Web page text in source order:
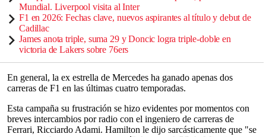
Mundial. Liverpool visita al Inter
F1 en 2026: Fechas clave, nuevos aspirantes al título y debut de
Cadillac
James anota triple, suma 29 y Doncic logra triple-doble en
victoria de Lakers sobre 76ers
En general, la ex estrella de Mercedes ha ganado apenas dos
carreras de F1 en las últimas cuatro temporadas.
Esta campaña su frustración se hizo evidentes por momentos con
breves intercambios por radio con el ingeniero de carreras de
Ferrari, Ricciardo Adami. Hamilton le dijo sarcásticamente que "se